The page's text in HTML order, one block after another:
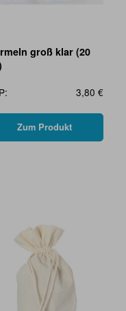
groß klar (20
3,80 €
Zum Produkt